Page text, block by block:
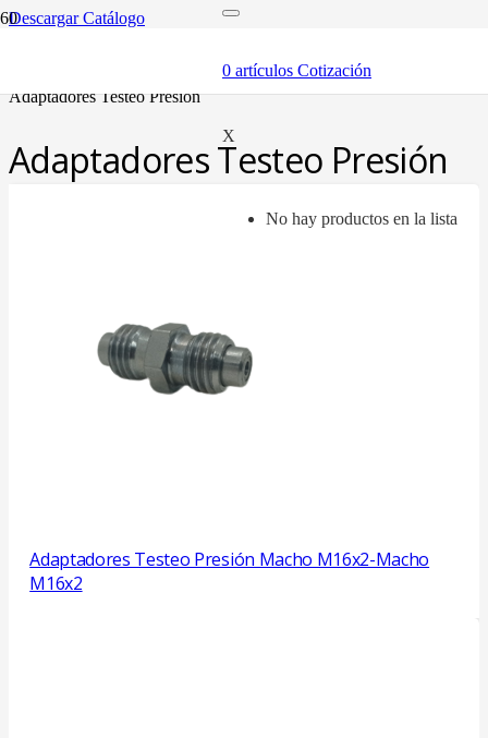
0 artículos Cotización
X
No hay productos en la lista
Descargar Catálogo
adaptadores testeo presión
Adaptadores Testeo Presión
Adaptadores Testeo Presión Macho M16x2-Macho
M16x2